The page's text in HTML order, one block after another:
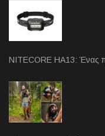
NITECORE HA13: Ένας